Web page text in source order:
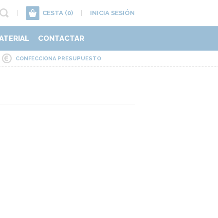
CESTA (0) INICIA SESIÓN
CONTACTAR
CONFECCIONA PRESUPUESTO